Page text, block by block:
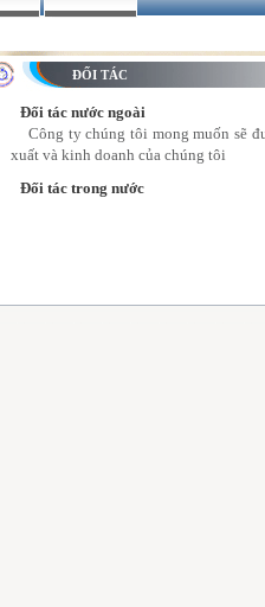
ĐỐI TÁC
Đối tác nước ngoài
Công ty chúng tôi mong muốn sẽ
xuất và kinh doanh của chúng tôi
Đối tác trong nước